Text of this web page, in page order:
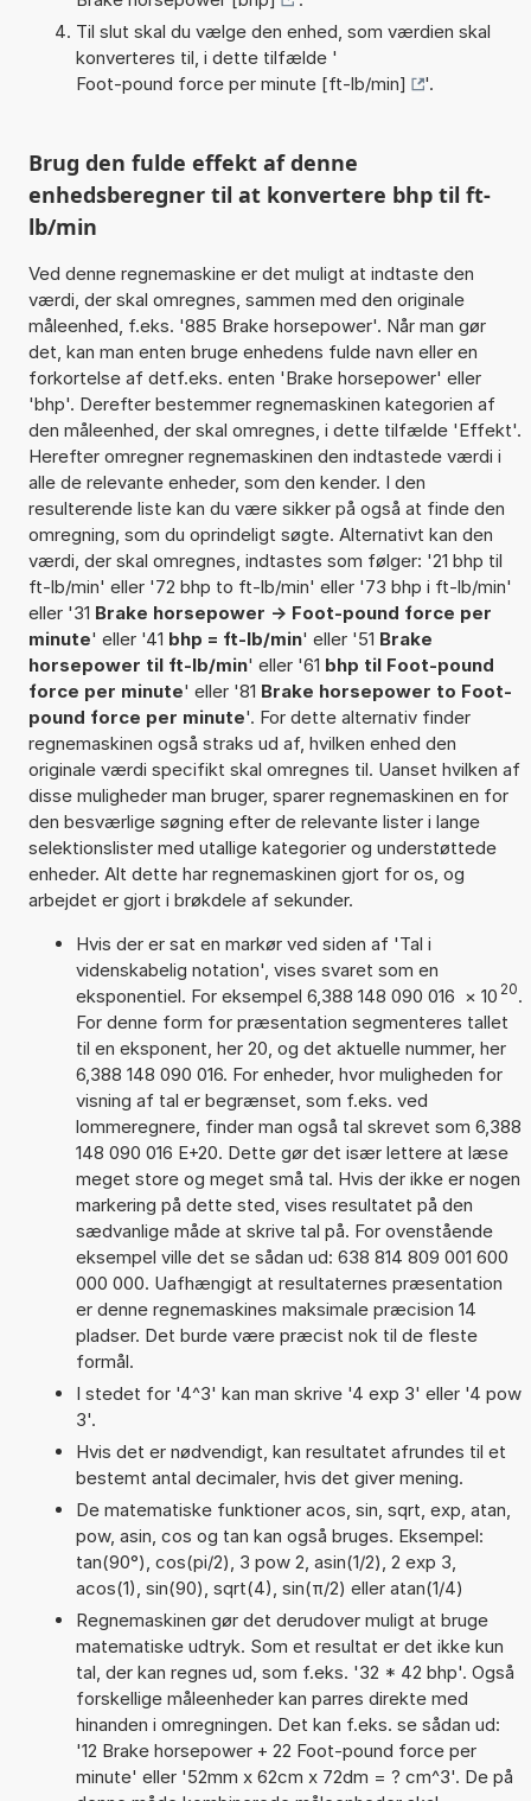
Til slut skal du vælge den enhed, som værdien skal
konverteres til, i dette tilfælde '
Foot-pound force per minute [ft-lb/min]
'.
Brug den fulde effekt af denne
enhedsberegner til at konvertere bhp til ft-
lb/min
Ved denne regnemaskine er det muligt at indtaste den
værdi, der skal omregnes, sammen med den originale
måleenhed, f.eks. '885 Brake horsepower'. Når man gør
det, kan man enten bruge enhedens fulde navn eller en
forkortelse af detf.eks. enten 'Brake horsepower' eller
'bhp'. Derefter bestemmer regnemaskinen kategorien af
den måleenhed, der skal omregnes, i dette tilfælde 'Effekt'.
Herefter omregner regnemaskinen den indtastede værdi i
alle de relevante enheder, som den kender. I den
resulterende liste kan du være sikker på også at finde den
omregning, som du oprindeligt søgte. Alternativt kan den
værdi, der skal omregnes, indtastes som følger: '21 bhp til
ft-lb/min' eller '72 bhp to ft-lb/min' eller '73 bhp i ft-lb/min'
eller '31 Brake horsepower -> Foot-pound force per
minute' eller '41 bhp = ft-lb/min' eller '51 Brake
horsepower til ft-lb/min' eller '61 bhp til Foot-pound
force per minute' eller '81 Brake horsepower to Foot-
pound force per minute'. For dette alternativ finder
regnemaskinen også straks ud af, hvilken enhed den
originale værdi specifikt skal omregnes til. Uanset hvilken af
disse muligheder man bruger, sparer regnemaskinen en for
den besværlige søgning efter de relevante lister i lange
selektionslister med utallige kategorier og understøttede
enheder. Alt dette har regnemaskinen gjort for os, og
arbejdet er gjort i brøkdele af sekunder.
Hvis der er sat en markør ved siden af 'Tal i
videnskabelig notation', vises svaret som en
eksponentiel. For eksempel 6,388 148 090 016 × 10 20.
For denne form for præsentation segmenteres tallet
til en eksponent, her 20, og det aktuelle nummer, her
6,388 148 090 016. For enheder, hvor muligheden for
visning af tal er begrænset, som f.eks. ved
lommeregnere, finder man også tal skrevet som 6,388
148 090 016 E+20. Dette gør det især lettere at læse
meget store og meget små tal. Hvis der ikke er nogen
markering på dette sted, vises resultatet på den
sædvanlige måde at skrive tal på. For ovenstående
eksempel ville det se sådan ud: 638 814 809 001 600
000 000. Uafhængigt at resultaternes præsentation
er denne regnemaskines maksimale præcision 14
pladser. Det burde være præcist nok til de fleste
formål.
I stedet for '4^3' kan man skrive '4 exp 3' eller '4 pow
3'.
Hvis det er nødvendigt, kan resultatet afrundes til et
bestemt antal decimaler, hvis det giver mening.
De matematiske funktioner acos, sin, sqrt, exp, atan,
pow, asin, cos og tan kan også bruges. Eksempel:
tan(90°), cos(pi/2), 3 pow 2, asin(1/2), 2 exp 3,
acos(1), sin(90), sqrt(4), sin(π/2) eller atan(1/4)
Regnemaskinen gør det derudover muligt at bruge
matematiske udtryk. Som et resultat er det ikke kun
tal, der kan regnes ud, som f.eks. '32 * 42 bhp'. Også
forskellige måleenheder kan parres direkte med
hinanden i omregningen. Det kan f.eks. se sådan ud:
'12 Brake horsepower + 22 Foot-pound force per
minute' eller '52mm x 62cm x 72dm = ? cm^3'. De på